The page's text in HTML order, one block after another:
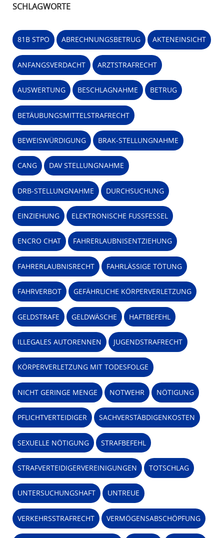
SCHLAGWORTE
81B STPO ABRECHNUNGSBETRUG AKTENEINSICHT
ANFANGSVERDACHT ARZTSTRAFRECHT
AUSWERTUNG BESCHLAGNAHME BETRUG
BETÄUBUNGSMITTELSTRAFRECHT
BEWEISWÜRDIGUNG BRAK-STELLUNGNAHME
CANG DAV STELLUNGNAHME
DRB-STELLUNGNAHME DURCHSUCHUNG
EINZIEHUNG ELEKTRONISCHE FUSSFESSEL
ENCRO CHAT FAHRERLAUBNISENTZIEHUNG
FAHRERLAUBNISRECHT FAHRLÄSSIGE TÖTUNG
FAHRVERBOT GEFÄHRLICHE KÖRPERVERLETZUNG
GELDSTRAFE GELDWÄSCHE HAFTBEFEHL
ILLEGALES AUTORENNEN JUGENDSTRAFRECHT
KÖRPERVERLETZUNG MIT TODESFOLGE
NICHT GERINGE MENGE NOTWEHR NÖTIGUNG
PFLICHTVERTEIDIGER SACHVERSTÄBDIGENKOSTEN
SEXUELLE NÖTIGUNG STRAFBEFEHL
STRAFVERTEIDIGERVEREINIGUNGEN TOTSCHLAG
UNTERSUCHUNGSHAFT UNTREUE
VERKEHRSSTRAFRECHT VERMÖGENSABSCHÖPFUNG